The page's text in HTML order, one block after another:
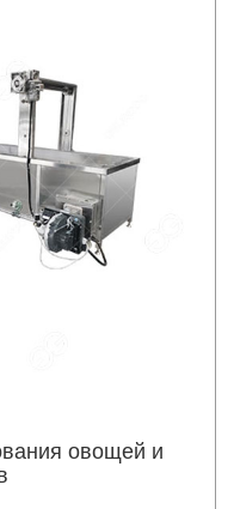
овощей и